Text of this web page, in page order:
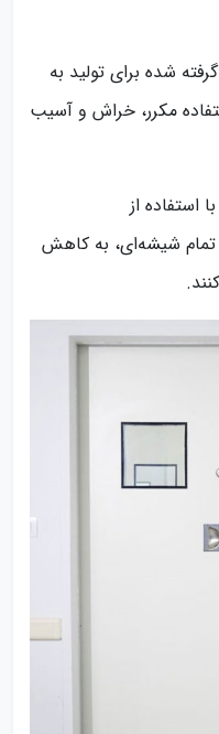
شده برای تولید به
مکرر، خراش و آسیب
استفاده از
تمام شیشه‌ای، به کاهش